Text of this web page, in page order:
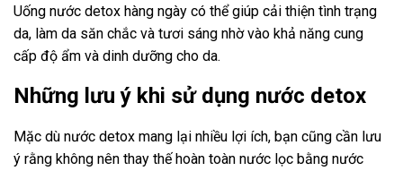
Uống nước detox hàng ngày có thể giúp cải thiện tình trạng
da, làm da săn chắc và tươi sáng nhờ vào khả năng cung
cấp độ ẩm và dinh dưỡng cho da.
Những lưu ý khi sử dụng nước detox
Mặc dù nước detox mang lại nhiều lợi ích, bạn cũng cần lưu
ý rằng không nên thay thế hoàn toàn nước lọc bằng nước